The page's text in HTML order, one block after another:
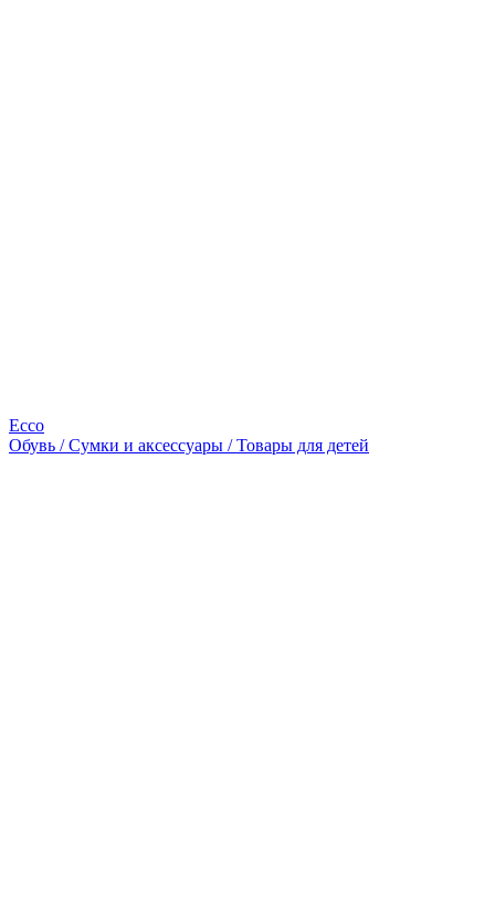
Ecco
Обувь / Сумки и аксессуары / Товары для детей